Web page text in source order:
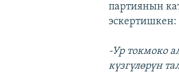
партиянын
эскертишкен:
-Ур токмоко
күзгүлөрүн